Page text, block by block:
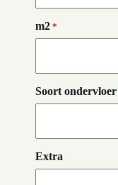
m2 *
Soort ondervloer
Extra